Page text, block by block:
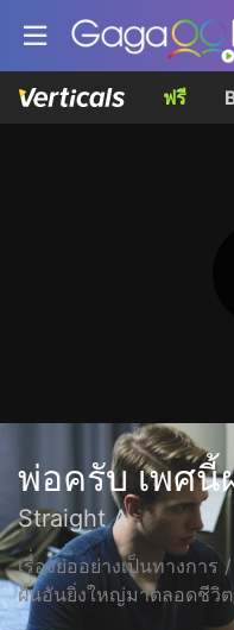
ฟรี
พ่อครับ เพศนี้
Straight A
เรื่่องย่ออย่างเป็นทางก
ฝันอันยิ่งใหญ่มาตลอดชีวิ